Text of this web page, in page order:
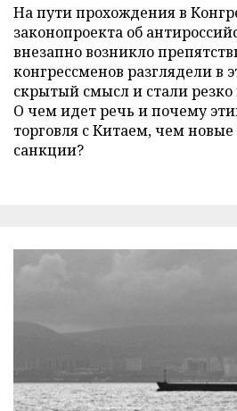
На пути прохождения в
законопроекта об
внезапно возникло
конгрессменов разглядели в
скрытый смысл и стали резко
О чем идет речь и почему
торговля с Китаем, чем
санкции?